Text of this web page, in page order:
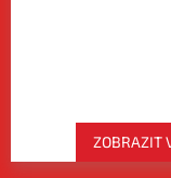
ZOBRAZIT